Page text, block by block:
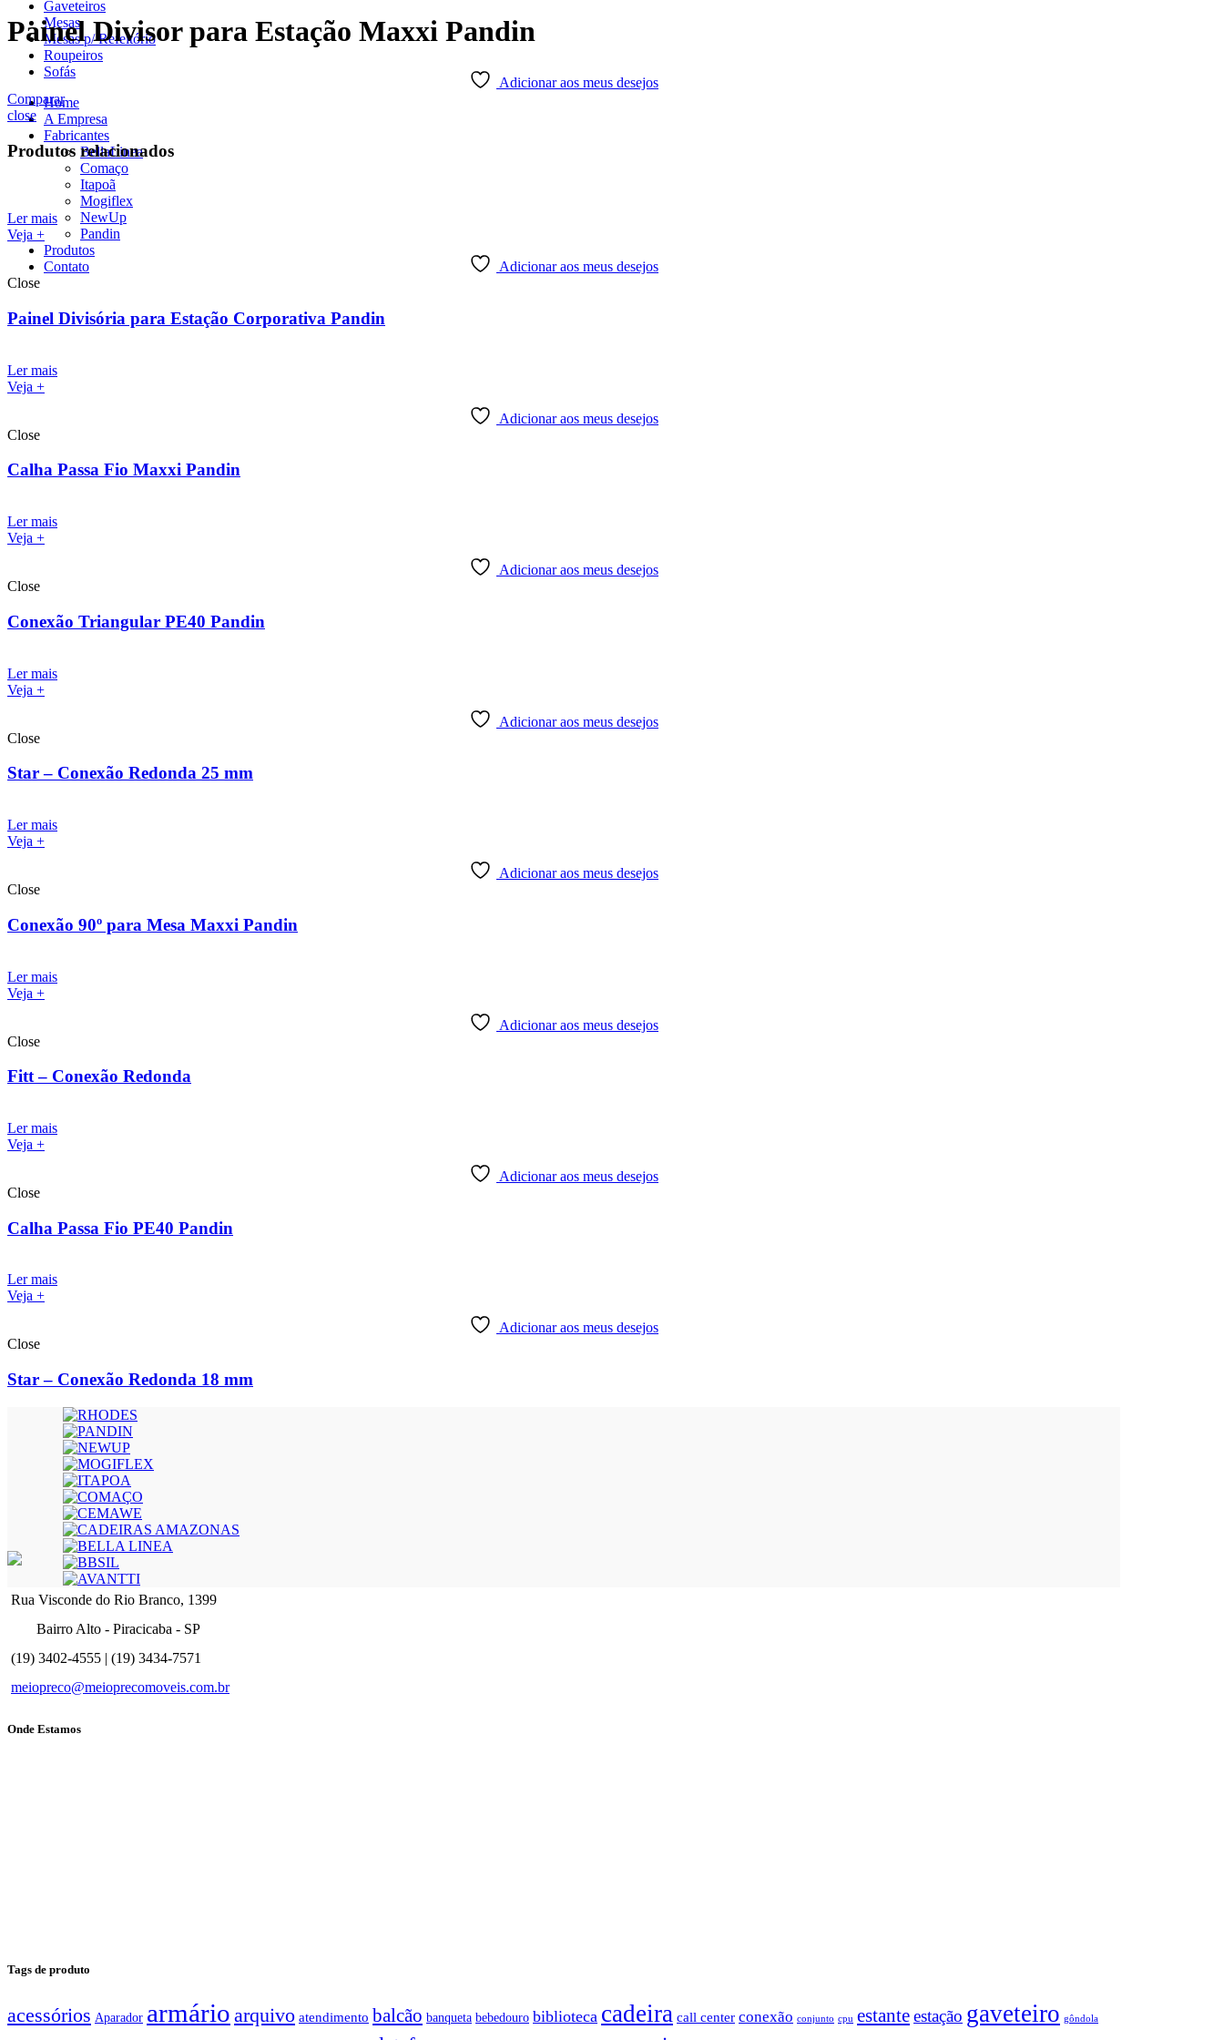
Gaveteiros
Mesas
Mesas p/ Refeitório
Roupeiros
Sofás
Home
A Empresa
Fabricantes
BellaLinea
Comaço
Itapoã
Mogiflex
NewUp
Pandin
Produtos
Contato
Painel Divisor para Estação Maxxi Pandin
Adicionar aos meus desejos
Comparar
close
Produtos relacionados
Ler mais
Veja +
Adicionar aos meus desejos
Close
Painel Divisória para Estação Corporativa Pandin
Ler mais
Veja +
Adicionar aos meus desejos
Close
Calha Passa Fio Maxxi Pandin
Ler mais
Veja +
Adicionar aos meus desejos
Close
Conexão Triangular PE40 Pandin
Ler mais
Veja +
Adicionar aos meus desejos
Close
Star – Conexão Redonda 25 mm
Ler mais
Veja +
Adicionar aos meus desejos
Close
Conexão 90º para Mesa Maxxi Pandin
Ler mais
Veja +
Adicionar aos meus desejos
Close
Fitt – Conexão Redonda
Ler mais
Veja +
Adicionar aos meus desejos
Close
Calha Passa Fio PE40 Pandin
Ler mais
Veja +
Adicionar aos meus desejos
Close
Star – Conexão Redonda 18 mm
Rua Visconde do Rio Branco, 1399
Bairro Alto - Piracicaba - SP
(19) 3402-4555 | (19) 3434-7571
meiopreco@meioprecomoveis.com.br
Onde Estamos
Tags de produto
acessórios Aparador armário arquivo atendimento balcão banqueta bebedouro biblioteca cadeira call center conexão conjunto cpu estanteestação gaveteiro gôndola